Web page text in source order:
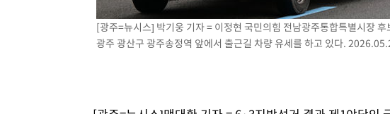
[광주=뉴시스] 박기웅 기자 = 이정현 국민의힘 전남광주통합특별시장
광주 광산구 광주송정역 앞에서 출근길 차량 유세를 하고 있다.